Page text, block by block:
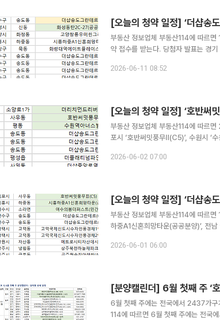
[오늘의 청약 일정] ‘더샵송
부동산 정보업체 부동산114에 따르
약 접수를 받는다. 당첨자 발표는 경기 고양시 ‘고양창릉우미린그레니티(S1)’, 시흥시 ‘시흥하중A1
송도그란테르(G5-3·4·5·6)’ 등에서
2026-06-11 08:52
[오늘의 청약 일정] ‘호반써
부동산 정보업체 부동산114에 따르면
포시 ‘호반써밋풍무Ⅱ(C5)’, 수원시 ‘수
2026-06-02 07:00
[오늘의 청약 일정] ‘더샵송
부동산 정보업체 부동산114에 따르면
하중A1신혼희망타운(공공분양)’, 전
진행된다. 경기 평택시 ‘고덕국제신도
2026-06-01 06:00
[분양캘린더] 6월 첫째 주 ‘
6월 첫째 주에는 전국에서 2437가구가 분양에 나선다. ◇청약 단
114에 따르면 6월 첫째 주에는 전국